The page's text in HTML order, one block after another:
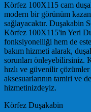
Körfez 100X115 cam
modern bir görünüm
sağlayacaktır. Duşakabin
Körfez 100X115'in Yeri
fonksiyonelliği hem de
bakım hizmeti alarak,
sorunları önleyebilirsiniz.
hızlı ve güvenilir
aksesuarlarının tamiri ve
hizmetinizdeyiz.
Körfez Duşakabin